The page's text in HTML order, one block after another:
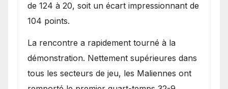
de 124 à 20, soit un écart impressionnant de
104 points.
La rencontre a rapidement tourné à la
démonstration. Nettement supérieures dans
tous les secteurs de jeu, les Maliennes ont